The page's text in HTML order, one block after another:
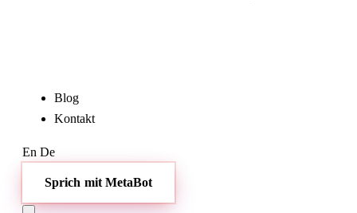
Blog
Kontakt
En De
Sprich mit MetaBot